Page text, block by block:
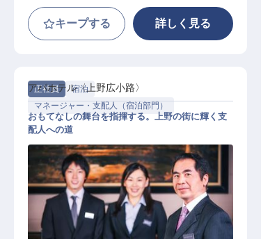
キープする 詳しく見る
正社員
宿泊
マネージャー・支配人（宿泊部門）
アパホテル〈上野広小路〉
おもてなしの舞台を指揮する。上野の街に輝く支
配人への道